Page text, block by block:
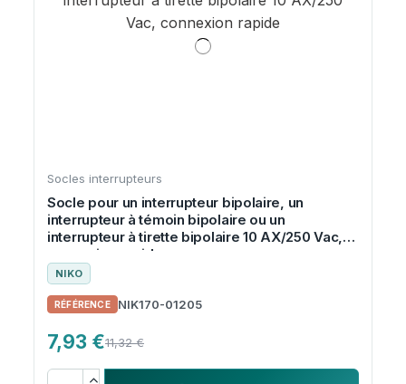
Socles interrupteurs
Socle pour un interrupteur bipolaire, un
interrupteur à témoin bipolaire ou un
interrupteur à tirette bipolaire 10 AX/250 Vac,
connexion rapide
NIKO
NIK170-01205
7,93 €11,32 €